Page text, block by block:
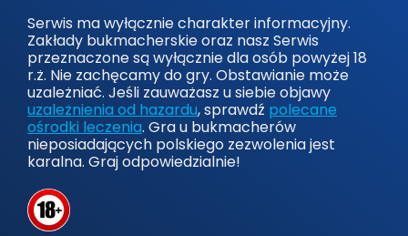
Serwis ma wyłącznie charakter informacyjny.
Zakłady bukmacherskie oraz nasz Serwis
przeznaczone są wyłącznie dla osób powyżej 18
r.ż. Nie zachęcamy do gry. Obstawianie może
uzależniać. Jeśli zauważasz u siebie objawy
uzależnienia od hazardu, sprawdź polecane
ośrodki leczenia. Gra u bukmacherów
nieposiadających polskiego zezwolenia jest
karalna. Graj odpowiedzialnie!